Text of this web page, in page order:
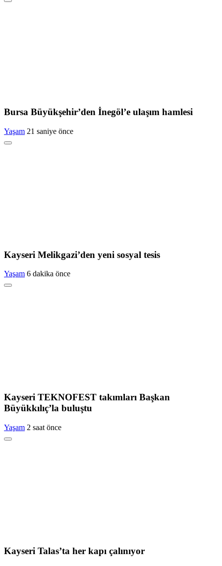
Bursa Büyükşehir’den İnegöl’e ulaşım hamlesi
Yaşam 21 saniye önce
Kayseri Melikgazi’den yeni sosyal tesis
Yaşam 6 dakika önce
Kayseri TEKNOFEST takımları Başkan
Büyükkılıç’la buluştu
Yaşam 2 saat önce
Kayseri Talas’ta her kapı çalınıyor